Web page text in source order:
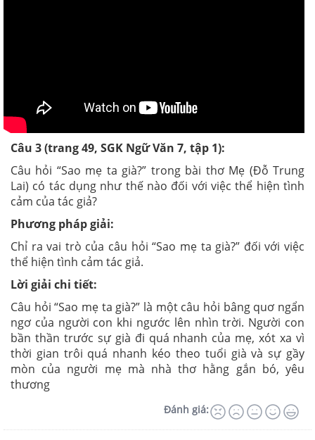
Câu 3 (trang 49, SGK Ngữ Văn 7, tập 1):
Câu hỏi “Sao mẹ ta già?” trong bài thơ Mẹ (Đỗ Trung
Lai) có tác dụng như thế nào đối với việc thể hiện tình
cảm của tác giả?
Phương pháp giải:
Chỉ ra vai trò của câu hỏi “Sao mẹ ta già?” đối với việc
thể hiện tình cảm tác giả.
Lời giải chi tiết:
Câu hỏi “Sao mẹ ta già?” là một câu hỏi bâng quơ ngẩn
ngơ của người con khi ngước lên nhìn trời. Người con
bần thần trước sự già đi quá nhanh của mẹ, xót xa vì
thời gian trôi quá nhanh kéo theo tuổi già và sự gầy
mòn của người mẹ mà nhà thơ hằng gắn bó, yêu
thương
Đánh giá: